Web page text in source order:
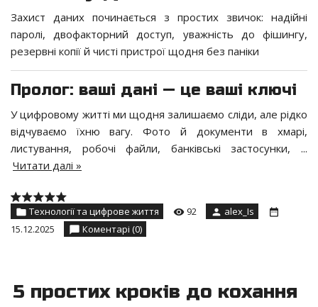
Захист даних починається з простих звичок: надійні
паролі, двофакторний доступ, уважність до фішингу,
резервні копії й чисті пристрої щодня без паніки
Пролог: ваші дані — це ваші ключі
У цифровому житті ми щодня залишаємо сліди, але рідко
відчуваємо їхню вагу. Фото й документи в хмарі,
листування, робочі файли, банківські застосунки, ...
Читати далі »
Технології та цифрове життя 92
alex_Is
15.12.2025
Коментарі (0)
5 простих кроків до кохання